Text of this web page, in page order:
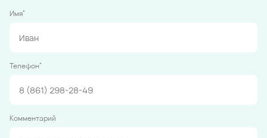
Имя*
Телефон*
Комментарий